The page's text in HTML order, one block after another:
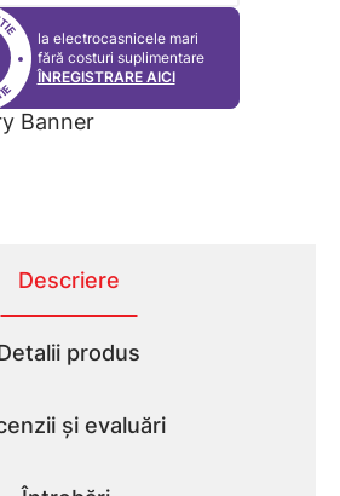
la electrocasnicele mari
fără costuri suplimentare
ÎNREGISTRARE AICI
Descriere
produs
și evaluări